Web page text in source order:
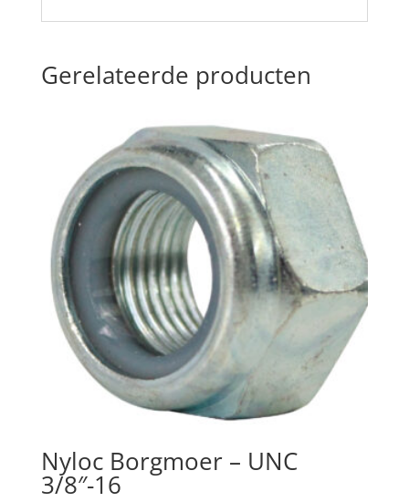
Gerelateerde producten
Nyloc Borgmoer – UNC
3/8″-16